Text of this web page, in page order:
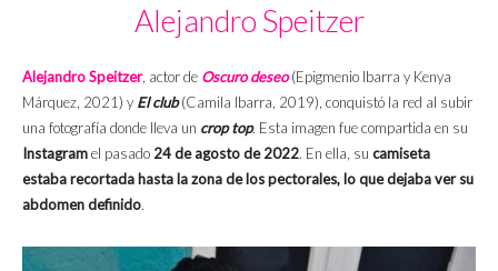
Alejandro Speitzer
Alejandro Speitzer, actor de Oscuro deseo(Epigmenio Ibarra y Kenya
Márquez, 2021) y El club(Camila Ibarra, 2019), conquistó la red al subir
una fotografía donde lleva un crop top. Esta imagen fue compartida en su
Instagramel pasado 24 de agosto de 2022. En ella, su camiseta
estaba recortada hasta la zona de los pectorales, lo que dejaba ver su
abdomen definido.